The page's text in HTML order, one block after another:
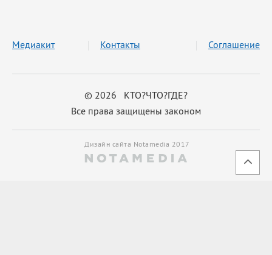
© 2026 КТО?ЧТО?ГДЕ?
Все права защищены законом
Медиакит Контакты Соглашение
Дизайн сайта Notamedia 2017